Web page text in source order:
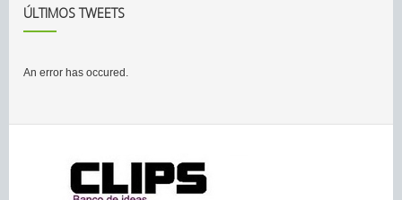
ÚLTIMOS TWEETS
An error has occured.